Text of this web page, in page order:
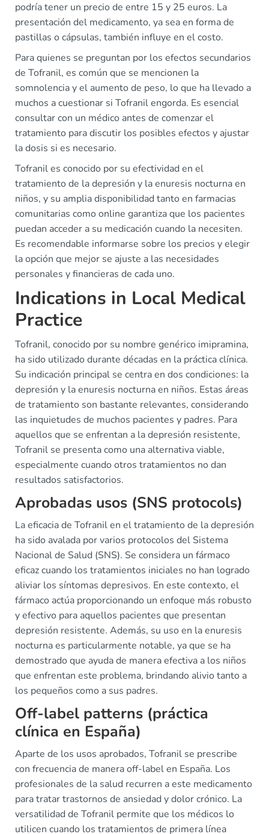
podría tener un precio de entre 15 y 25 euros. La
presentación del medicamento, ya sea en forma de
pastillas o cápsulas, también influye en el costo.
Para quienes se preguntan por los efectos secundarios
de Tofranil, es común que se mencionen la
somnolencia y el aumento de peso, lo que ha llevado a
muchos a cuestionar si Tofranil engorda. Es esencial
consultar con un médico antes de comenzar el
tratamiento para discutir los posibles efectos y ajustar
la dosis si es necesario.
Tofranil es conocido por su efectividad en el
tratamiento de la depresión y la enuresis nocturna en
niños, y su amplia disponibilidad tanto en farmacias
comunitarias como online garantiza que los pacientes
puedan acceder a su medicación cuando la necesiten.
Es recomendable informarse sobre los precios y elegir
la opción que mejor se ajuste a las necesidades
personales y financieras de cada uno.
Indications in Local Medical
Practice
Tofranil, conocido por su nombre genérico imipramina,
ha sido utilizado durante décadas en la práctica clínica.
Su indicación principal se centra en dos condiciones: la
depresión y la enuresis nocturna en niños. Estas áreas
de tratamiento son bastante relevantes, considerando
las inquietudes de muchos pacientes y padres. Para
aquellos que se enfrentan a la depresión resistente,
Tofranil se presenta como una alternativa viable,
especialmente cuando otros tratamientos no dan
resultados satisfactorios.
Aprobadas usos (SNS protocols)
La eficacia de Tofranil en el tratamiento de la depresión
ha sido avalada por varios protocolos del Sistema
Nacional de Salud (SNS). Se considera un fármaco
eficaz cuando los tratamientos iniciales no han logrado
aliviar los síntomas depresivos. En este contexto, el
fármaco actúa proporcionando un enfoque más robusto
y efectivo para aquellos pacientes que presentan
depresión resistente. Además, su uso en la enuresis
nocturna es particularmente notable, ya que se ha
demostrado que ayuda de manera efectiva a los niños
que enfrentan este problema, brindando alivio tanto a
los pequeños como a sus padres.
Off-label patterns (práctica
clínica en España)
Aparte de los usos aprobados, Tofranil se prescribe
con frecuencia de manera off-label en España. Los
profesionales de la salud recurren a este medicamento
para tratar trastornos de ansiedad y dolor crónico. La
versatilidad de Tofranil permite que los médicos lo
utilicen cuando los tratamientos de primera línea